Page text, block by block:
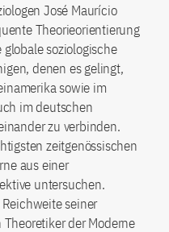
José Maurício
Theorieorientierung
soziologische
denen es gelingt,
sowie im
im deutschen
zu verbinden.
zeitgenössischen
aus einer
untersuchen.
seiner
der Moderne